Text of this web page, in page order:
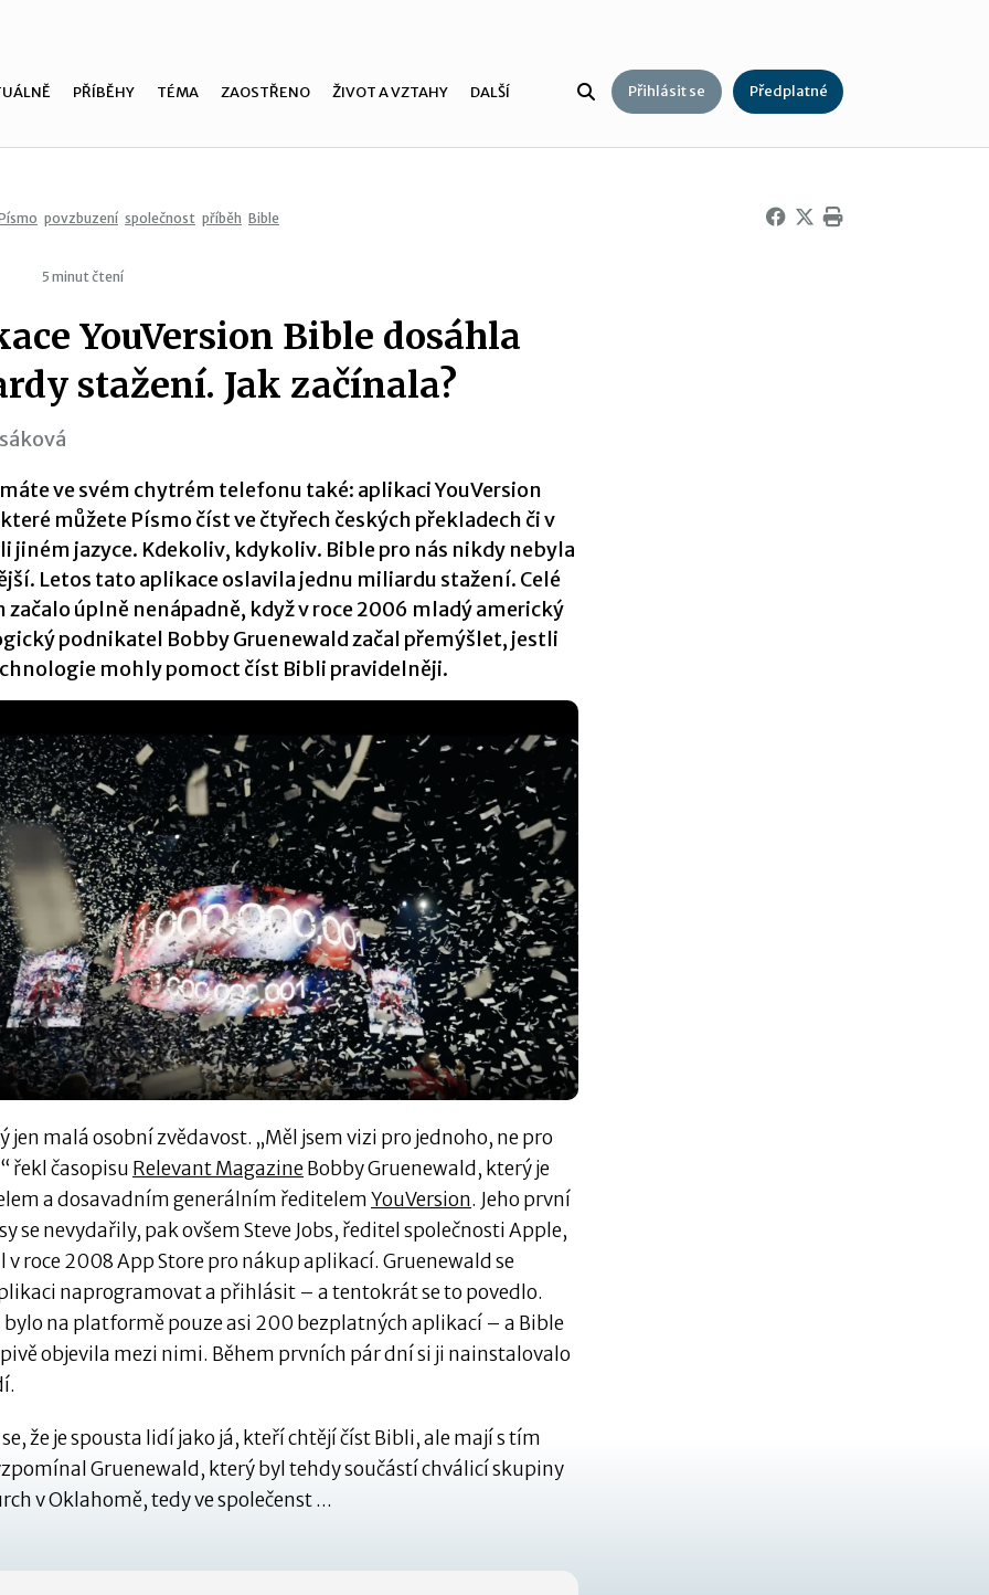
PŘÍBĚHY TÉMA ZAOSTŘENO ŽIVOT A VZTAHY DALŠÍ Přihlásit se Předplatné
povzbuzení společnost příběh Bible
5 minut čtení
YouVersion Bible dosáhla
stažení. Jak začínala?
ve svém chytrém telefonu také: aplikaci YouVersion
můžete Písmo číst ve čtyřech českých překladech či v
jiném jazyce. Kdekoliv, kdykoliv. Bible pro nás nikdy nebyla
Letos tato aplikace oslavila jednu miliardu stažení. Celé
úplně nenápadně, když v roce 2006 mladý americký
podnikatel Bobby Gruenewald začal přemýšlet, jestli
mohly pomoct číst Bibli pravidelněji.
jen malá osobní zvědavost. „Měl jsem vizi pro jednoho, ne pro
řekl časopisu Relevant MagazineBobby Gruenewald, který je
a dosavadním generálním ředitelemYouVersion. Jeho první
se nevydařily, pak ovšem Steve Jobs, ředitel společnosti Apple,
v roce 2008 App Store pro nákup aplikací. Gruenewald se
naprogramovat a přihlásit – a tentokrát se to povedlo.
bylo na platformě pouze asi 200 bezplatných aplikací – a Bible
objevila mezi nimi. Během prvních pár dní si ji nainstalovalo
že je spousta lidí jako já, kteří chtějí číst Bibli, ale mají s tím
Gruenewald, který byl tehdy součástí chválicí skupiny
v Oklahomě, tedy ve společenst ...